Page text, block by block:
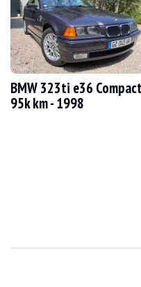
WIZYTY Tak
SPRZEDAŻ
DOKUMENT
Film
BMW 750i e32 z 1989 roku z
BMW 323ti e36 Compact
95k km - 1998